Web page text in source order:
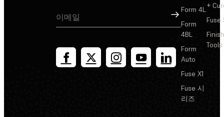
가입Form 4L
Form
4BL
Form
Auto
Fuse X1
Fuse 시
리즈
+
Fuse
Tools